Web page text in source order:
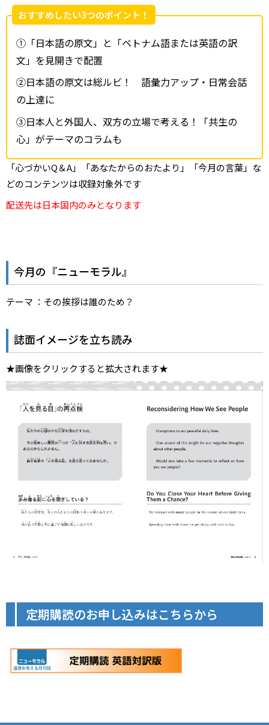
おすすめしたい3つのポイント！
①「日本語の原文」と「ベトナム語または英語の訳
文」を見開きで配置
②日本語の原文は総ルビ！ 語彙力アップ・日常会話
の上達に
③日本人と外国人、双方の立場で考える！「共生の
心」がテーマのコラムも
「心づかいQ＆A」「あなたからのおたより」「今月の言葉」な
どのコンテンツは収録対象外です
配送先は日本国内のみとなります
今月の『ニューモラル』
テーマ ：その挨拶は誰のため？
誌面イメージを立ち読み
★画像をクリックすると拡大されます★
定期購読のお申し込みはこちらから